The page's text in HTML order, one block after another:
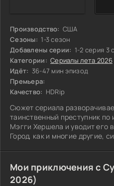
Производство: США
Сезоны: 1-3 сезон
Добавлены серии: 1-2 серия 3
Категории: Сериалы лета 2026
Идёт: 36-47 мин эпизод
Премьера:
Качество: HDRip
Сюжет сериала
таинственный преступник
Мэгги Хершела и уводит его
Город, как и многие другие,
Мои приключения с
2026)